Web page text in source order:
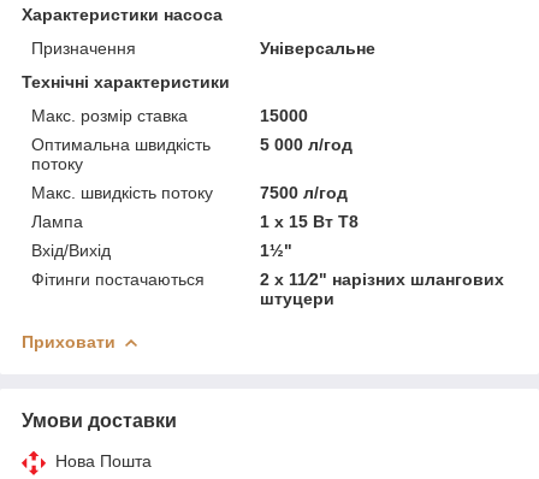
Характеристики насоса
Призначення
Універсальне
Технічні характеристики
Макс. розмір ставка
15000
Оптимальна швидкість
потоку
5 000 л/год
Макс. швидкість потоку
7500 л/год
Лампа
1 х 15 Вт Т8
Вхід/Вихід
1½"
Фітинги постачаються
2 x 11⁄2" нарізних шлангових
штуцери
Приховати
Умови доставки
Нова Пошта